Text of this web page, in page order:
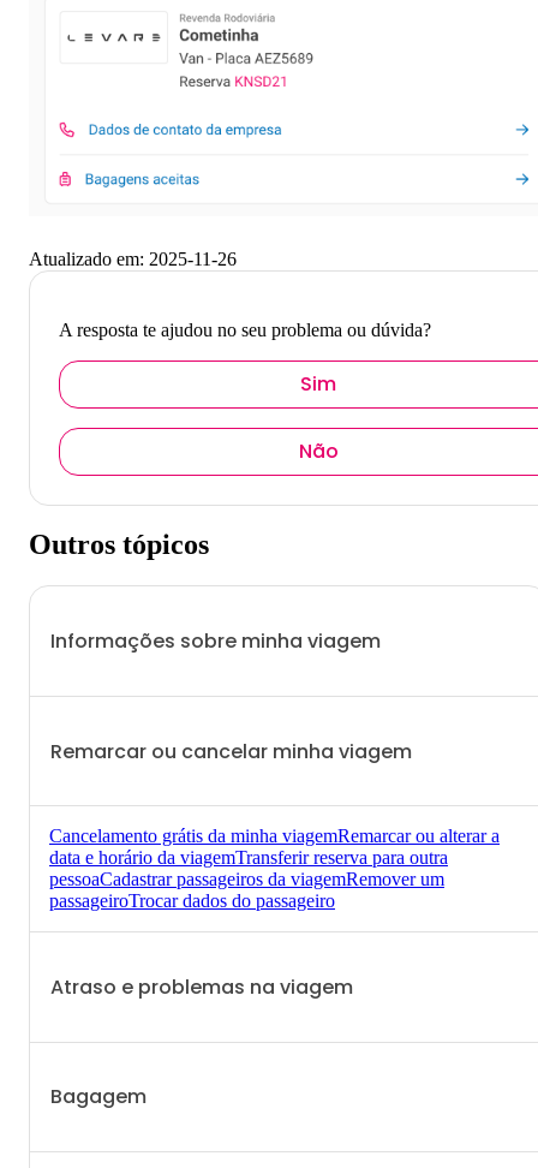
Atualizado em: 2025-11-26
A resposta te ajudou no seu problema ou dúvida?
Sim
Não
Outros tópicos
Informações sobre minha viagem
Remarcar ou cancelar minha viagem
Cancelamento grátis da minha viagemRemarcar ou alterar a
data e horário da viagemTransferir reserva para outra
pessoaCadastrar passageiros da viagemRemover um
passageiroTrocar dados do passageiro
Atraso e problemas na viagem
Bagagem